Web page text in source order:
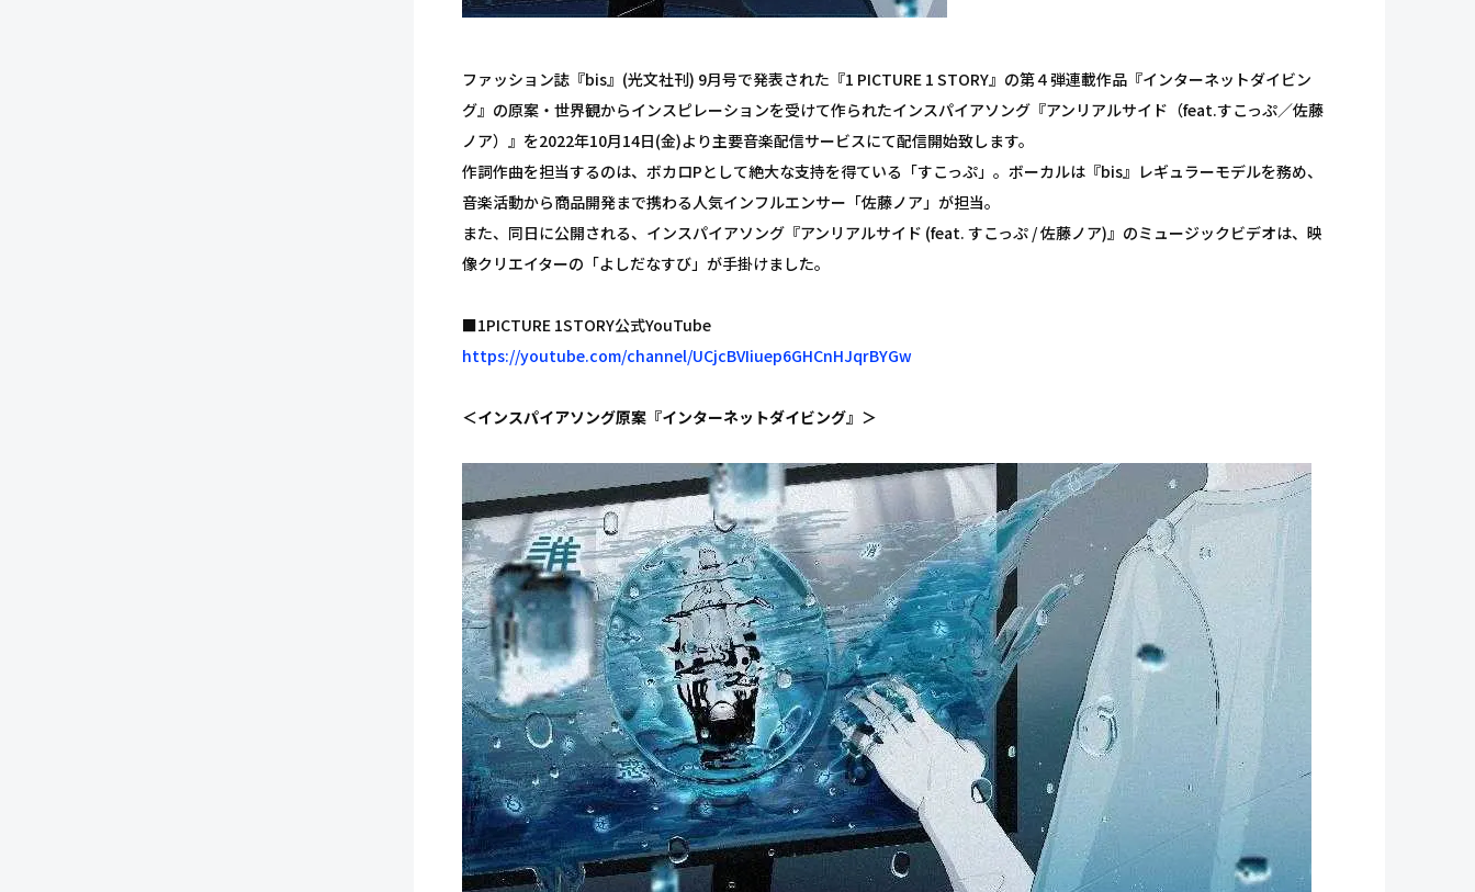
ファッション誌『bis』(光文社刊) 9月号で発表された『1 PICTURE 1 STORY』の第４弾連載作品『インターネットダイビン
グ』の原案・世界観からインスピレーションを受けて作られたインスパイアソング『アンリアルサイド（feat.すこっぷ／佐藤
ノア）』を2022年10月14日(金)より主要音楽配信サービスにて配信開始致します。
作詞作曲を担当するのは、ボカロPとして絶大な支持を得ている「すこっぷ」。ボーカルは『bis』レギュラーモデルを務め、
音楽活動から商品開発まで携わる人気インフルエンサー「佐藤ノア」が担当。
また、同日に公開される、インスパイアソング『アンリアルサイド (feat. すこっぷ / 佐藤ノア)』のミュージックビデオは、映
像クリエイターの「よしだなすび」が手掛けました。
■1PICTURE 1STORY公式YouTube
https://youtube.com/channel/UCjcBVIiuep6GHCnHJqrBYGw
＜インスパイアソング原案『インターネットダイビング』＞